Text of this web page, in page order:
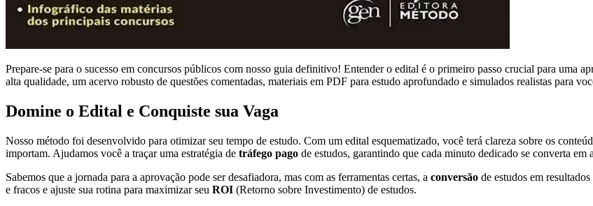
Prepare-se para o sucesso em concursos públicos com nosso guia definitivo! Entender o edital é o primeiro passo crucial para uma
alta qualidade, um acervo robusto de questões comentadas, materiais em PDF para estudo aprofundado e simulados realistas para
Domine o Edital e Conquiste sua Vaga
Nosso método foi desenvolvido para otimizar seu tempo de estudo. Com um edital esquematizado, você terá clareza sobre os
importam. Ajudamos você a traçar uma estratégia de tráfego pago de estudos, garantindo que cada minuto dedicado se converta em
Sabemos que a jornada para a aprovação pode ser desafiadora, mas com as ferramentas certas, a conversão de estudos em
e fracos e ajuste sua rotina para maximizar seu ROI (Retorno sobre Investimento) de estudos.